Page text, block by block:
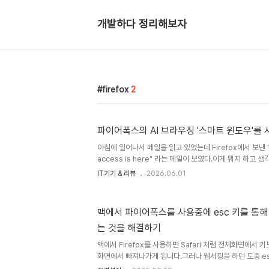
개발하다 정리해보자
firefox 2
파이어폭스의 AI 브라우징 '스마트 윈도우'를
아침에 일어나서 메일을 읽고 있었는데 Firefox에서 보
access is here" 라는 메일이 보였다.이게 뭐지 하고 생
early access to Smart Window. We'd love your
호를 위해 사용하는 경우가 많아 AI를 끄는 경우도 있는데
저를 써보기도 했고, 크롬 브라우저의 AI..
IT기기 & 리뷰 2026.06.01
맥에서 파이어폭스를 사용중에 esc 키를 통
는 것을 해결하기
맥에서 Firefox를 사용하면 Safari 처럼 전체화면에서 키
화면에서 빠져나가게 됩니다.그러나 웹서핑을 하던 도중